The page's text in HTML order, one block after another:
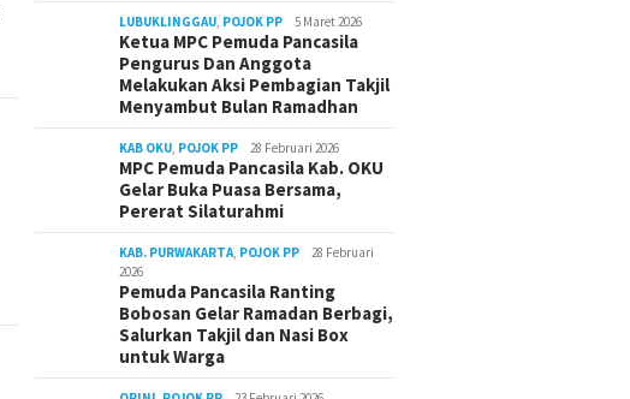
LUBUKLINGGAU, POJOK PP 5 Maret 2026
Ketua MPC Pemuda Pancasila
Pengurus Dan Anggota
Melakukan Aksi Pembagian Takjil
Menyambut Bulan Ramadhan
KAB OKU, POJOK PP 28 Februari 2026
MPC Pemuda Pancasila Kab. OKU
Gelar Buka Puasa Bersama,
Pererat Silaturahmi
KAB. PURWAKARTA, POJOK PP
28 Februari
2026
Pemuda Pancasila Ranting
Bobosan Gelar Ramadan Berbagi,
Salurkan Takjil dan Nasi Box
untuk Warga